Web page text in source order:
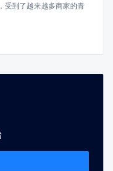
受到了越来越多商家的青